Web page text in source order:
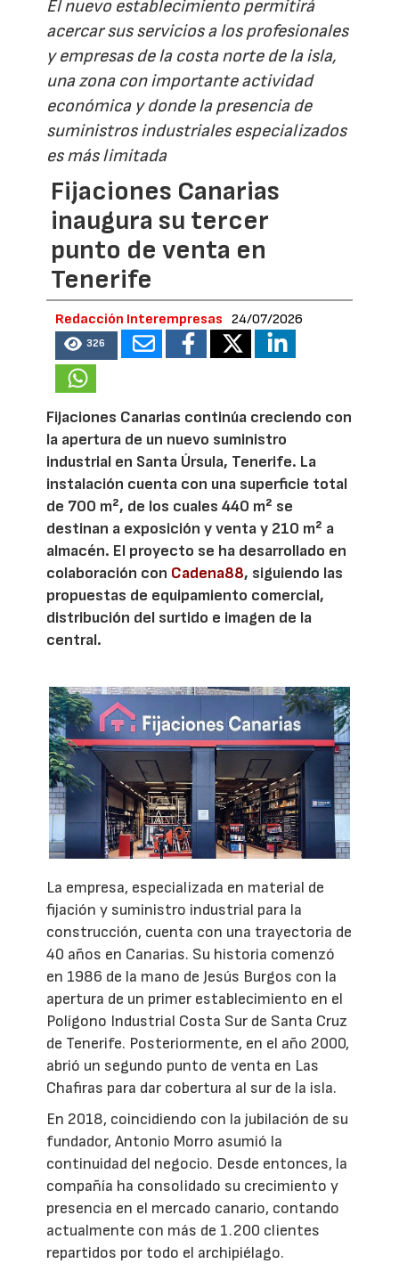
El nuevo establecimiento permitirá
acercar sus servicios a los profesionales
y empresas de la costa norte de la isla,
una zona con importante actividad
económica y donde la presencia de
suministros industriales especializados
es más limitada
Fijaciones Canarias
inaugura su tercer
punto de venta en
Tenerife
Redacción Interempresas 24/07/2026
326
Fijaciones Canarias continúa creciendo con
la apertura de un nuevo suministro
industrial en Santa Úrsula, Tenerife. La
instalación cuenta con una superficie total
de 700 m², de los cuales 440 m² se
destinan a exposición y venta y 210 m² a
almacén. El proyecto se ha desarrollado en
colaboración con Cadena88, siguiendo las
propuestas de equipamiento comercial,
distribución del surtido e imagen de la
central.
La empresa, especializada en material de
fijación y suministro industrial para la
construcción, cuenta con una trayectoria de
40 años en Canarias. Su historia comenzó
en 1986 de la mano de Jesús Burgos con la
apertura de un primer establecimiento en el
Polígono Industrial Costa Sur de Santa Cruz
de Tenerife. Posteriormente, en el año 2000,
abrió un segundo punto de venta en Las
Chafiras para dar cobertura al sur de la isla.
En 2018, coincidiendo con la jubilación de su
fundador, Antonio Morro asumió la
continuidad del negocio. Desde entonces, la
compañía ha consolidado su crecimiento y
presencia en el mercado canario, contando
actualmente con más de 1.200 clientes
repartidos por todo el archipiélago.